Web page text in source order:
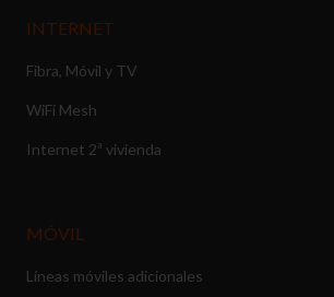
INTERNET
Fibra, Móvil y TV
WiFi Mesh
Internet 2ª vivienda
MÓVIL
Líneas móviles adicionales